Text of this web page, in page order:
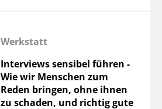
Werkstatt
Interviews sensibel führen -
Wie wir Menschen zum
Reden bringen, ohne ihnen
zu schaden, und richtig gute